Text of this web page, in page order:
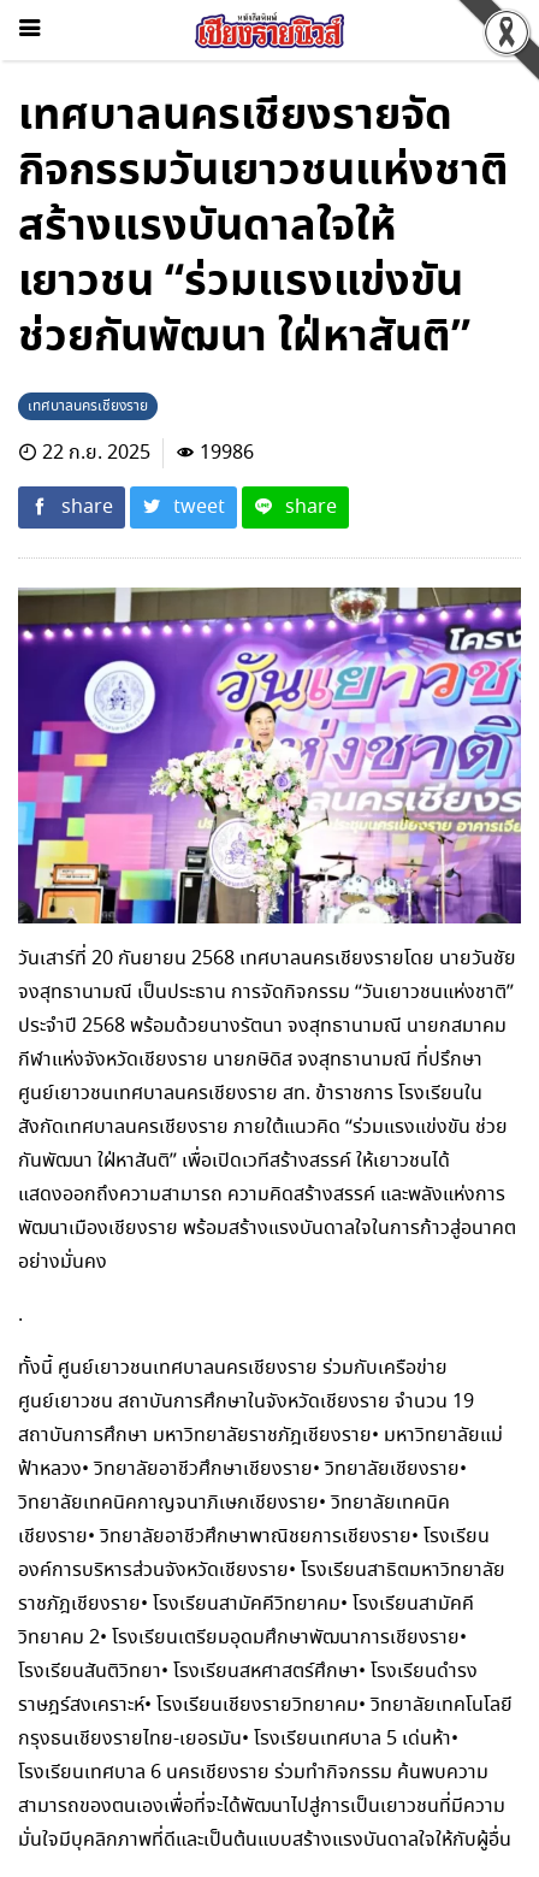
เทศบาลนครเชียงรายจัด
กิจกรรมวันเยาวชนแห่งชาติ
สร้างแรงบันดาลใจให้
เยาวชน “ร่วมแรงแข่งขัน
ช่วยกันพัฒนา ใฝ่หาสันติ”
เทศบาลนครเชียงราย
22 ก.ย. 2025
19986
share
tweet share
วันเสาร์ที่ 20 กันยายน 2568 เทศบาลนครเชียงรายโดย นายวันชัย
จงสุทธานามณี เป็นประธาน การจัดกิจกรรม “วันเยาวชนแห่งชาติ”
ประจำปี 2568 พร้อมด้วยนางรัตนา จงสุทธานามณี นายกสมาคม
กีฬาแห่งจังหวัดเชียงราย นายกษิดิส จงสุทธานามณี ที่ปรึกษา
ศูนย์เยาวชนเทศบาลนครเชียงราย สท. ข้าราชการ โรงเรียนใน
สังกัดเทศบาลนครเชียงราย ภายใต้แนวคิด “ร่วมแรงแข่งขัน ช่วย
กันพัฒนา ใฝ่หาสันติ” เพื่อเปิดเวทีสร้างสรรค์ ให้เยาวชนได้
แสดงออกถึงความสามารถ ความคิดสร้างสรรค์ และพลังแห่งการ
พัฒนาเมืองเชียงราย พร้อมสร้างแรงบันดาลใจในการก้าวสู่อนาคต
อย่างมั่นคง
.
ทั้งนี้ ศูนย์เยาวชนเทศบาลนครเชียงราย ร่วมกับเครือข่าย
ศูนย์เยาวชน สถาบันการศึกษาในจังหวัดเชียงราย จำนวน 19
สถาบันการศึกษา มหาวิทยาลัยราชภัฎเชียงราย• มหาวิทยาลัยแม่
ฟ้าหลวง• วิทยาลัยอาชีวศึกษาเชียงราย• วิทยาลัยเชียงราย•
วิทยาลัยเทคนิคกาญจนาภิเษกเชียงราย• วิทยาลัยเทคนิค
เชียงราย• วิทยาลัยอาชีวศึกษาพาณิชยการเชียงราย• โรงเรียน
องค์การบริหารส่วนจังหวัดเชียงราย• โรงเรียนสาธิตมหาวิทยาลัย
ราชภัฎเชียงราย• โรงเรียนสามัคคีวิทยาคม• โรงเรียนสามัคคี
วิทยาคม 2• โรงเรียนเตรียมอุดมศึกษาพัฒนาการเชียงราย•
โรงเรียนสันติวิทยา• โรงเรียนสหศาสตร์ศึกษา• โรงเรียนดำรง
ราษฎร์สงเคราะห์• โรงเรียนเชียงรายวิทยาคม• วิทยาลัยเทคโนโลยี
กรุงธนเชียงรายไทย-เยอรมัน• โรงเรียนเทศบาล 5 เด่นห้า•
โรงเรียนเทศบาล 6 นครเชียงราย ร่วมทำกิจกรรม ค้นพบความ
สามารถของตนเองเพื่อที่จะได้พัฒนาไปสู่การเป็นเยาวชนที่มีความ
มั่นใจมีบุคลิกภาพที่ดีและเป็นต้นแบบสร้างแรงบันดาลใจให้กับผู้อื่น